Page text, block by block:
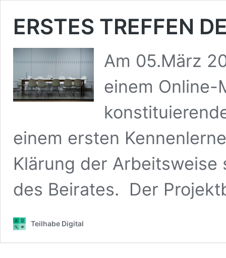
ERSTES TREFFEN
Am 05.März
einem Online-
einem ersten
Klärung der
des Beirates. Der
Teilhabe Digital